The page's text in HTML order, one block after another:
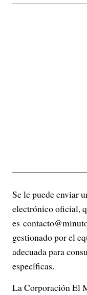
Se le puede enviar
electrónico oficial,
es
gestionado por el
adecuada para
específicas.
La Corporación El